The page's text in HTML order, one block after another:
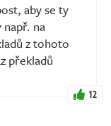
aby se ty
na
z tohoto
překladů
12